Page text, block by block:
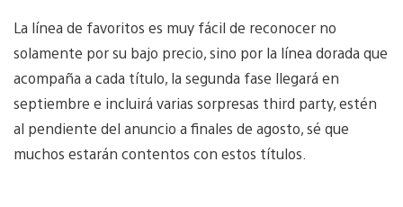
La línea de favoritos es muy fácil de reconocer no
solamente por su bajo precio, sino por la línea dorada que
acompaña a cada título, la segunda fase llegará en
septiembre e incluirá varias sorpresas third party, estén
al pendiente del anuncio a finales de agosto, sé que
muchos estarán contentos con estos títulos.